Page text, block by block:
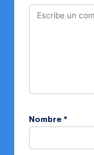
Nombre *